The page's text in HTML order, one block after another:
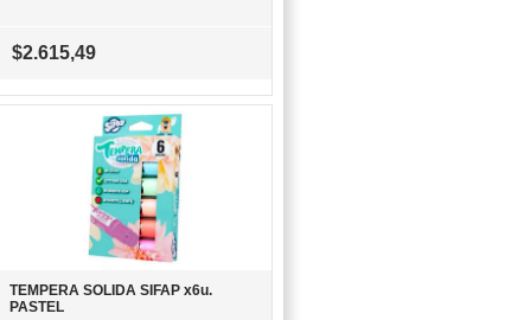
$2.615,49
TEMPERA SOLIDA SIFAP x6u.
PASTEL